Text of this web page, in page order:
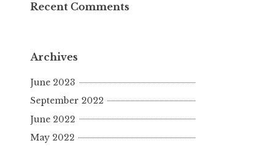
Recent Comments
Archives
June 2023
September 2022
June 2022
May 2022